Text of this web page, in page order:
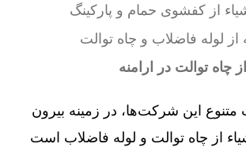
از کفشوی حمام و پارکینگ
از لوله فاضلاب و چاه توالت
چاه توالت در ارامنه
متنوع این شرکت‌ها، در زمینه بیرون
از چاه توالت و لوله فاضلاب است